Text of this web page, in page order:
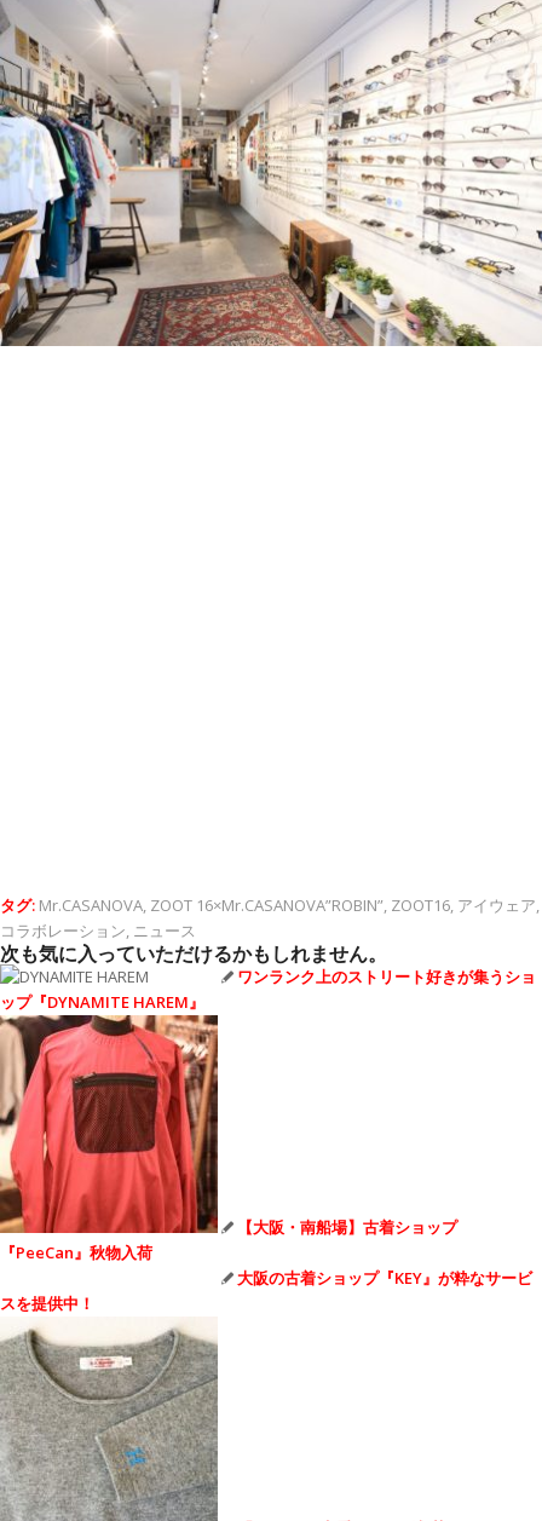
タグ: Mr.CASANOVA, ZOOT 16×Mr.CASANOVA”ROBIN”, ZOOT16, アイウェア,
コラボレーション, ニュース
次も気に入っていただけるかもしれません。
ワンランク上のストリート好きが集うショ
ップ『DYNAMITE HAREM』
【大阪・南船場】古着ショップ
『PeeCan』秋物入荷
大阪の古着ショップ『KEY』が粋なサービ
スを提供中！